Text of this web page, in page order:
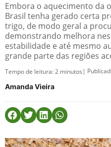
Embora o aquecimento da
Brasil tenha gerado certa
trigo, de modo geral a
demonstrando melhora
estabilidade e até mesmo
grande parte das regiões
Tempo de leitura:2 minutos |
Amanda Vieira